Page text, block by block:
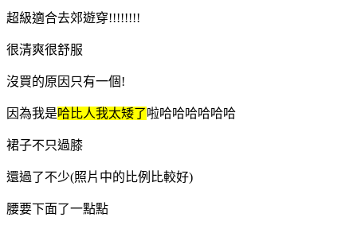
超級適合去郊遊穿!!!!!!!!
很清爽很舒服
沒買的原因只有一個!
因為我是哈比人我太矮了啦哈哈哈哈哈哈
裙子不只過膝
還過了不少(照片中的比例比較好)
腰要下面了一點點